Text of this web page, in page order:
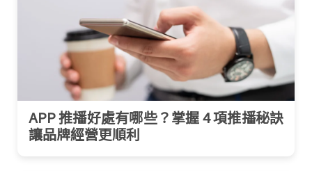
APP 推播好處有哪些？掌握 4 項推播秘訣
讓品牌經營更順利